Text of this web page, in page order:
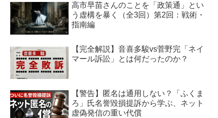
高市早苗さんのことを「政策通」とい
う虚構を暴く（全3回）第2回：戦術・
指南編
【完全解説】音喜多駿vs菅野完「ネイ
マール訴訟」とは何だったのか？
【警告】匿名は通用しない？「ふくま
ろ」氏名誉毀損提訴から学ぶ、ネット
虚偽発信の重い代償